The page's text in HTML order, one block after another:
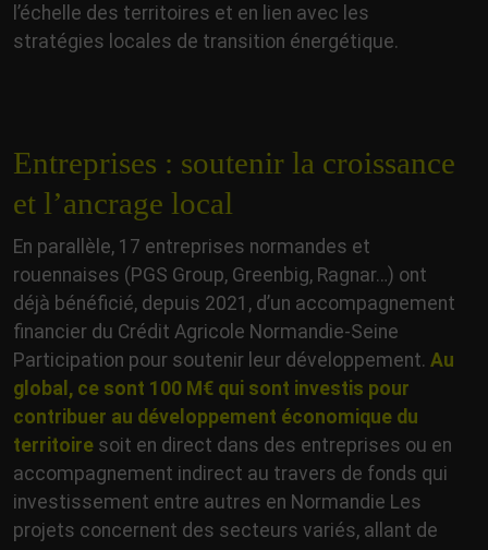
l’échelle des territoires et en lien avec les
stratégies locales de transition énergétique.
Entreprises : soutenir la croissance
et l’ancrage local
En parallèle, 17 entreprises normandes et
rouennaises (PGS Group, Greenbig, Ragnar…) ont
déjà bénéficié, depuis 2021, d’un accompagnement
financier du Crédit Agricole Normandie-Seine
Participation pour soutenir leur développement. Au
global, ce sont 100 M€ qui sont investis pour
contribuer au développement économique du
territoire soit en direct dans des entreprises ou en
accompagnement indirect au travers de fonds qui
investissement entre autres en Normandie Les
projets concernent des secteurs variés, allant de